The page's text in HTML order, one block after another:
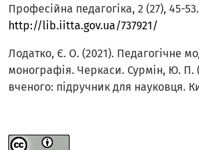
Професійна педагогіка, 2 (27), 45-53.
http://lib.iitta.gov.ua/737921/
Лодатко, Є. О. (2021). Педагогічне
монографія. Черкаси. Сурмін, Ю. П.
вченого: підручник для науковця.